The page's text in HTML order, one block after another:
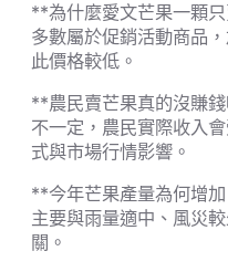
**為什麼愛文芒果一顆
多數屬於促銷活動商品
此價格較低。
**農民賣芒果真的沒賺
不一定，農民實際收入
式與市場行情影響。
**今年芒果產量為何增
主要與雨量適中、風災
關。